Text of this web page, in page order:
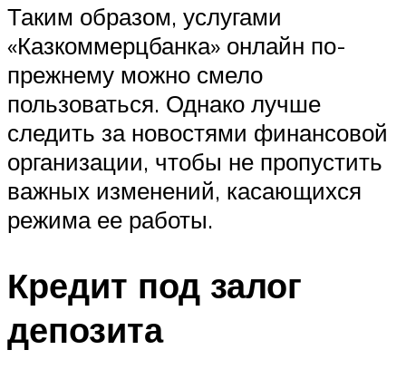
Таким образом, услугами
«Казкоммерцбанка» онлайн по-
прежнему можно смело
пользоваться. Однако лучше
следить за новостями финансовой
организации, чтобы не пропустить
важных изменений, касающихся
режима ее работы.
Кредит под залог
депозита